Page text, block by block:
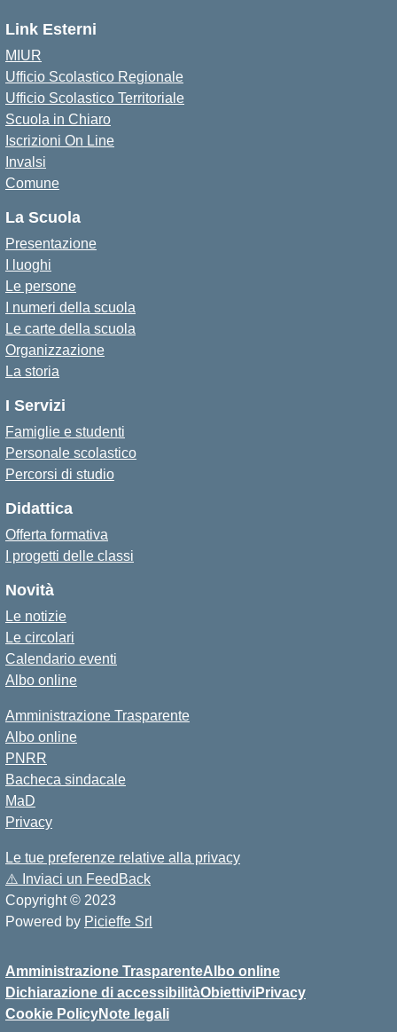
Link Esterni
MIUR
Ufficio Scolastico Regionale
Ufficio Scolastico Territoriale
Scuola in Chiaro
Iscrizioni On Line
Invalsi
Comune
La Scuola
Presentazione
I luoghi
Le persone
I numeri della scuola
Le carte della scuola
Organizzazione
La storia
I Servizi
Famiglie e studenti
Personale scolastico
Percorsi di studio
Didattica
Offerta formativa
I progetti delle classi
Novità
Le notizie
Le circolari
Calendario eventi
Albo online
Amministrazione Trasparente
Albo online
PNRR
Bacheca sindacale
MaD
Privacy
Le tue preferenze relative alla privacy
⚠️ Inviaci un FeedBack
Copyright © 2023
Powered by Picieffe Srl
Amministrazione TrasparenteAlbo online
Dichiarazione di accessibilitàObiettiviPrivacy
Cookie PolicyNote legali